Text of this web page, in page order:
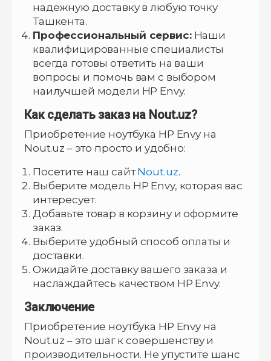
надежную доставку в любую точку
Ташкента.
Профессиональный сервис:Наши
квалифицированные специалисты
всегда готовы ответить на ваши
вопросы и помочь вам с выбором
наилучшей модели HP Envy.
Как сделать заказ на Nout.uz?
Приобретение ноутбука HP Envy на
Nout.uz – это просто и удобно:
Посетите наш сайтNout.uz.
Выберите модель HP Envy, которая вас
интересует.
Добавьте товар в корзину и оформите
заказ.
Выберите удобный способ оплаты и
доставки.
Ожидайте доставку вашего заказа и
наслаждайтесь качеством HP Envy.
Заключение
Приобретение ноутбука HP Envy на
Nout.uz – это шаг к совершенству и
производительности. Не упустите шанс